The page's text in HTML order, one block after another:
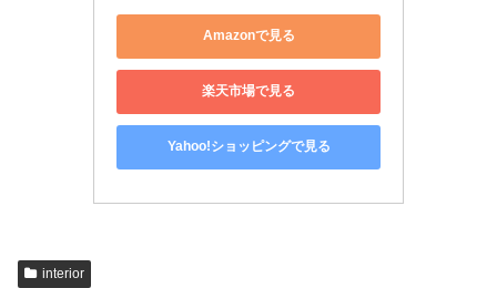
Amazonで見る
楽天市場で見る
Yahoo!ショッピングで見る
interior